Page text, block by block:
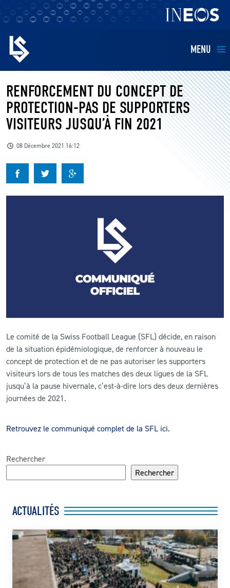
MENU
EQUIPES
BILLETTERIE
FANS
KIDS
BUSINESS
L’APP DU LS
LS ACADEMY CAMPS
MATCH DES CELEBRITES
RENFORCEMENT DU CONCEPT DE
PROTECTION-PAS DE SUPPORTERS
VISITEURS JUSQU’À FIN 2021
08 Décembre 2021 16:12
Le comité de la Swiss Football League (SFL) décide, en raison
de la situation épidémiologique, de renforcer à nouveau le
concept de protection et de ne pas autoriser les supporters
visiteurs lors de tous les matches des deux ligues de la SFL
jusqu’à la pause hivernale, c’est-à-dire lors des deux dernières
journées de 2021.
Retrouvez le communiqué complet de la SFL ici.
Rechercher
Rechercher
ACTUALITÉS